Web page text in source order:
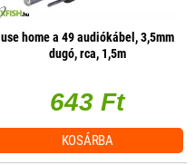
use home a 49 audiókábel, 3,5mm
dugó, rca, 1,5m
643 Ft
KOSÁRBA